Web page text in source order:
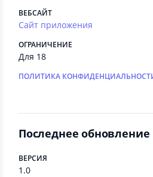
ВЕБСАЙТ
Сайт приложения
ОГРАНИЧЕНИЕ
Для 18
ПОЛИТИКА
Последнее обновление
ВЕРСИЯ
1.0